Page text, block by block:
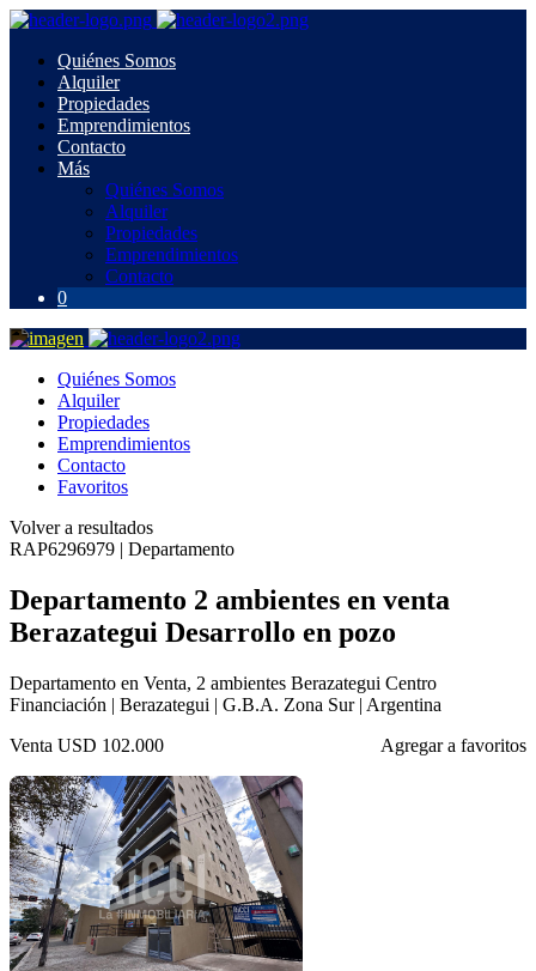
Quiénes Somos
Alquiler
Propiedades
Emprendimientos
Contacto
Más
Quiénes Somos
Alquiler
Propiedades
Emprendimientos
Contacto
0
Quiénes Somos
Alquiler
Propiedades
Emprendimientos
Contacto
Favoritos
Volver a resultados
RAP6296979 | Departamento
Departamento 2 ambientes en venta
Berazategui Desarrollo en pozo
Departamento en Venta, 2 ambientes Berazategui Centro
Financiación | Berazategui | G.B.A. Zona Sur | Argentina
Agregar a favoritos
Venta USD 102.000